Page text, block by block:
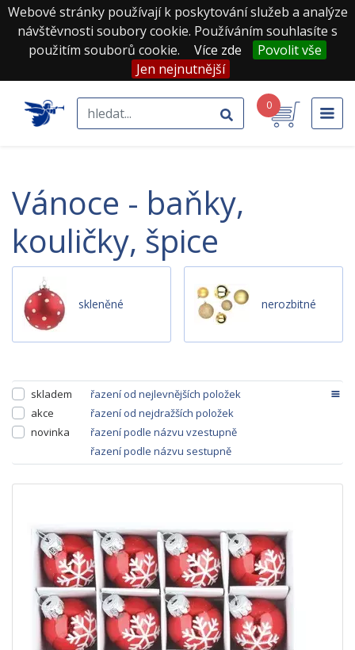
Webové stránky používají k poskytování služeb a analýze
návštěvnosti soubory cookie. Používáním souhlasíte s
použitím souborů cookie.
Více zde
Povolit vše
Jen nejnutnější
0
vánoce - baňky,
kouličky, špice
skleněné nerozbitné
skladem
akce
novinka
řazení od nejlevnějších položek
řazení od nejdražších položek
řazení podle názvu vzestupně
řazení podle názvu sestupně